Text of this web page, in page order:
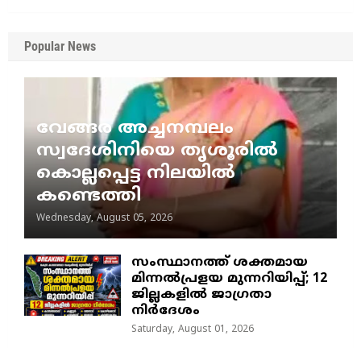
Popular News
വേങ്ങര അച്ചനമ്പലം
സ്വദേശിനിയെ തൃശൂരിൽ
കൊല്ലപ്പെട്ട നിലയിൽ
കണ്ടെത്തി
Wednesday, August 05, 2026
സംസ്ഥാനത്ത് ശക്തമായ
മിന്നൽപ്രളയ മുന്നറിയിപ്പ്; 12
ജില്ലകളിൽ ജാഗ്രതാ
നിർദേശം
Saturday, August 01, 2026